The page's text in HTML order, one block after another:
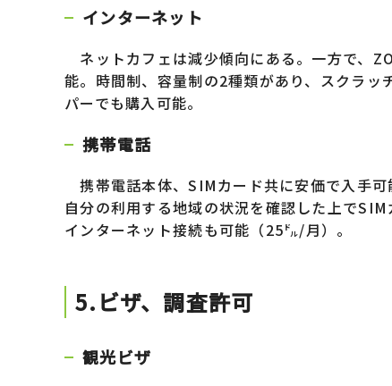
インターネット
ネットカフェは減少傾向にある。一方で、
能。時間制、容量制の2種類があり、スクラ
パーでも購入可能。
携帯電話
携帯電話本体、SIMカード共に安価で入手
自分の利用する地域の状況を確認した上で
インターネット接続も可能（25㌦/月）。
5.ビザ、調査許可
観光ビザ